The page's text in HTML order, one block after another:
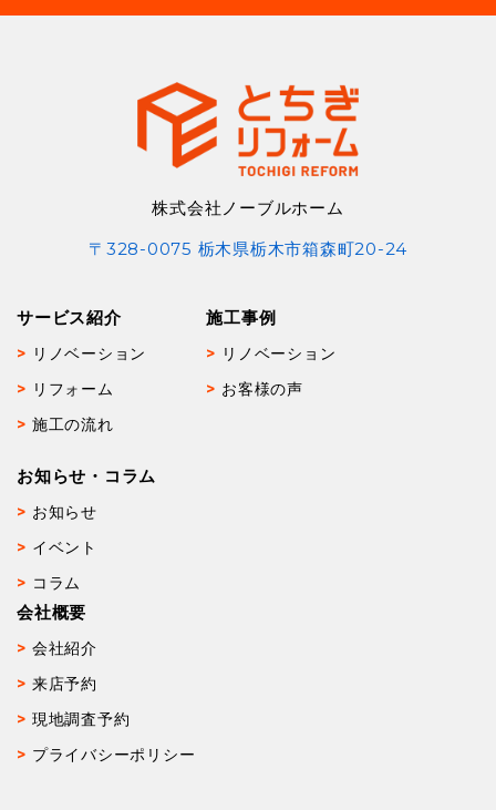
株式会社ノーブルホーム
〒328-0075 栃木県栃木市箱森町20-24
サービス紹介
リノベーション
リフォーム
施工の流れ
施工事例
リノベーション
お客様の声
お知らせ・コラム
お知らせ
イベント
コラム
会社概要
会社紹介
来店予約
現地調査予約
プライバシーポリシー